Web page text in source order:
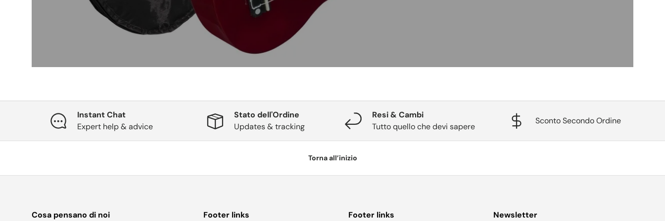
Instant Chat
Expert help & advice
Stato dell'Ordine
Updates & tracking
Resi & Cambi
Tutto quello che devi sapere
Sconto Secondo Ordine
Torna all’inizio
Cosa pensano di noi Footer links Footer links Newsletter